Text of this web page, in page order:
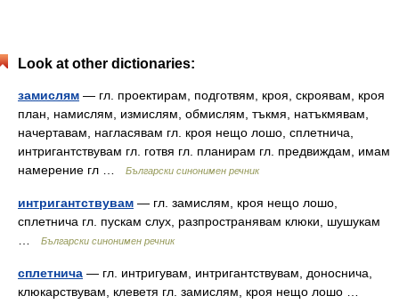
Look at other dictionaries:
замислям — гл. проектирам, подготвям, кроя, скроявам, кроя
план, намислям, измислям, обмислям, тъкмя, натъкмявам,
начертавам, нагласявам гл. кроя нещо лошо, сплетнича,
интригантствувам гл. готвя гл. планирам гл. предвиждам, имам
намерение гл …
Български синонимен речник
интригантствувам — гл. замислям, кроя нещо лошо,
сплетнича гл. пускам слух, разпространявам клюки, шушукам
Български синонимен речник
сплетнича — гл. интригувам, интригантствувам, доноснича,
клюкарствувам, клеветя гл. замислям, кроя нещо лошо …